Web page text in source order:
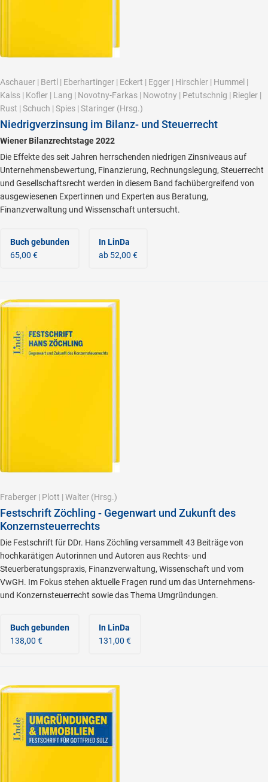
Aschauer | Bertl | Eberhartinger | Eckert | Egger | Hirschler | Hummel |
Kalss | Kofler | Lang | Novotny-Farkas | Nowotny | Petutschnig | Riegler |
Rust | Schuch | Spies | Staringer (Hrsg.)
Niedrigverzinsung im Bilanz- und Steuerrecht
Wiener Bilanzrechtstage 2022
Die Effekte des seit Jahren herrschenden niedrigen Zinsniveaus auf
Unternehmensbewertung, Finanzierung, Rechnungslegung, Steuerrecht
und Gesellschaftsrecht werden in diesem Band fachübergreifend von
ausgewiesenen Expertinnen und Experten aus Beratung,
Finanzverwaltung und Wissenschaft untersucht.
Buch gebunden
65,00 €
In LinDa
ab 52,00 €
Fraberger | Plott | Walter (Hrsg.)
Festschrift Zöchling - Gegenwart und Zukunft des
Konzernsteuerrechts
Die Festschrift für DDr. Hans Zöchling versammelt 43 Beiträge von
hochkarätigen Autorinnen und Autoren aus Rechts- und
Steuerberatungspraxis, Finanzverwaltung, Wissenschaft und vom
VwGH. Im Fokus stehen aktuelle Fragen rund um das Unternehmens-
und Konzernsteuerrecht sowie das Thema Umgründungen.
Buch gebunden
138,00 €
In LinDa
131,00 €